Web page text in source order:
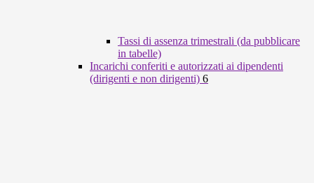
Tassi di assenza trimestrali (da pubblicare
in tabelle)
Incarichi conferiti e autorizzati ai dipendenti
(dirigenti e non dirigenti) 6